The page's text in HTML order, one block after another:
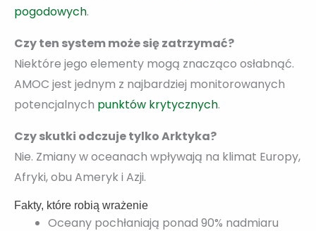
pogodowych.
Czy ten system może się zatrzymać?
Niektóre jego elementy mogą znacząco osłabnąć.
AMOC jest jednym z najbardziej monitorowanych
potencjalnych punktów krytycznych.
Czy skutki odczuje tylko Arktyka?
Nie. Zmiany w oceanach wpływają na klimat Europy,
Afryki, obu Ameryk i Azji.
Fakty, które robią wrażenie
Oceany pochłaniają ponad 90% nadmiaru